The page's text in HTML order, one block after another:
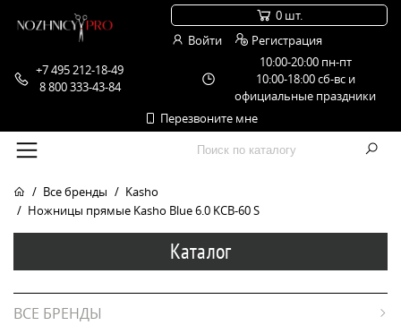
+7 495 212-18-49
8 800 333-43-84
10:00-20:00 пн-пт
10:00-18:00 сб-вс и
официальные праздники
Перезвоните мне
0 шт.
Войти
Регистрация
Все бренды
Kasho
Ножницы прямые Kasho Blue 6.0 KCB-60 S
Каталог
ВСЕ БРЕНДЫ